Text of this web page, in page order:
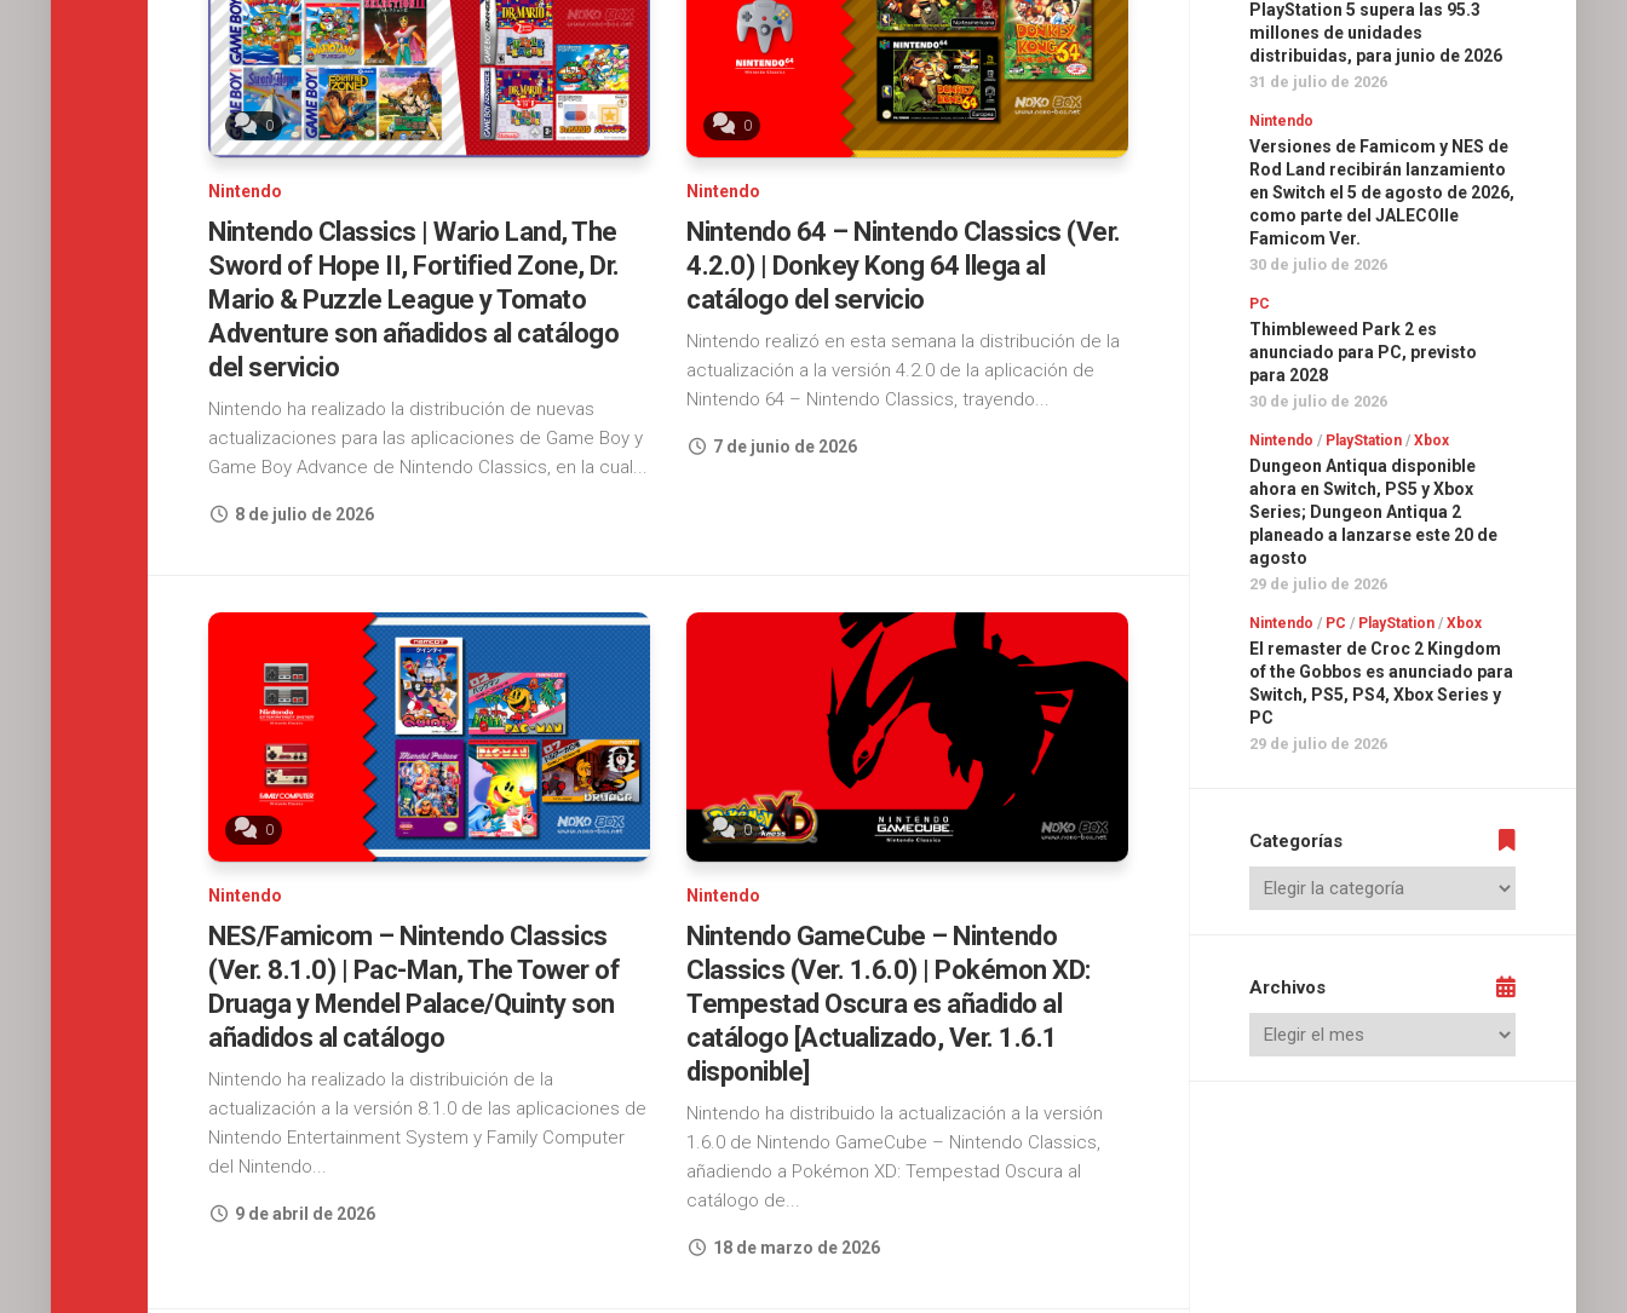
4
PlayStation
5
Series
Steam
Epic
Games
Store
Nintendo
Classics
Nintendo
Switch
Online
Expansion
0
Nintendo
Nintendo Classics | Wario Land, The
Sword of Hope II, Fortified Zone, Dr.
Mario & Puzzle League y Tomato
Adventure son añadidos al catálogo
del servicio
Nintendo ha realizado la distribución de nuevas
actualizaciones para las aplicaciones de Game Boy y
Game Boy Advance de Nintendo Classics, en la cual...
8 de julio de 2026
0
Nintendo
Nintendo 64 – Nintendo Classics (Ver.
4.2.0) | Donkey Kong 64 llega al
catálogo del servicio
Nintendo realizó en esta semana la distribución de la
actualización a la versión 4.2.0 de la aplicación de
Nintendo 64 – Nintendo Classics, trayendo...
7 de junio de 2026
0
Nintendo
NES/Famicom – Nintendo Classics
(Ver. 8.1.0) | Pac-Man, The Tower of
Druaga y Mendel Palace/Quinty son
añadidos al catálogo
Nintendo ha realizado la distribuición de la
actualización a la versión 8.1.0 de las aplicaciones de
Nintendo Entertainment System y Family Computer
del Nintendo...
9 de abril de 2026
0
Nintendo
Nintendo GameCube – Nintendo
Classics (Ver. 1.6.0) | Pokémon XD:
Tempestad Oscura es añadido al
catálogo [Actualizado, Ver. 1.6.1
disponible]
Nintendo ha distribuido la actualización a la versión
1.6.0 de Nintendo GameCube – Nintendo Classics,
añadiendo a Pokémon XD: Tempestad Oscura al
catálogo de...
18 de marzo de 2026
PlayStation 5 supera las 95.3
millones de unidades
distribuidas, para junio de 2026
31 de julio de 2026
Nintendo
Versiones de Famicom y NES de
Rod Land recibirán lanzamiento
en Switch el 5 de agosto de 2026,
como parte del JALECOlle
Famicom Ver.
30 de julio de 2026
PC
Thimbleweed Park 2 es
anunciado para PC, previsto
para 2028
30 de julio de 2026
Nintendo / PlayStation / Xbox
Dungeon Antiqua disponible
ahora en Switch, PS5 y Xbox
Series; Dungeon Antiqua 2
planeado a lanzarse este 20 de
agosto
29 de julio de 2026
Nintendo / PC / PlayStation / Xbox
El remaster de Croc 2 Kingdom
of the Gobbos es anunciado para
Switch, PS5, PS4, Xbox Series y
PC
29 de julio de 2026
Categorías
Archivos